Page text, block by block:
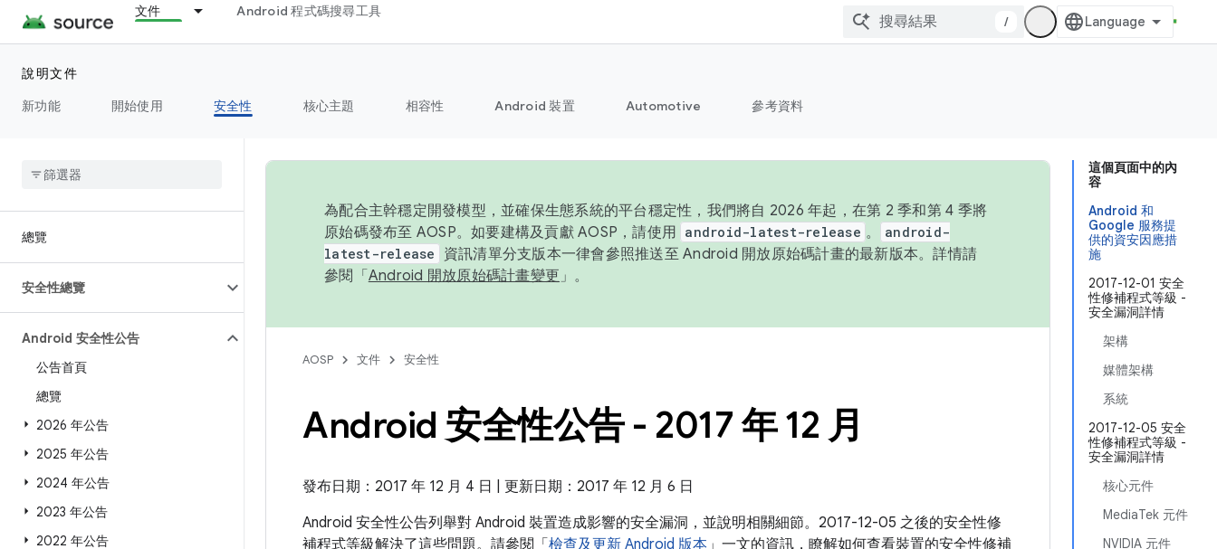
文件 Android 程式碼搜尋工具
/
說明文件
新功能
開始使用 安全性 核心主題 相容性 Android 裝置 Automotive 參考資料
總覽
安全性總覽
Android 安全性公告
公告首頁
總覽
2026 年公告
2025 年公告
2024 年公告
2023 年公告
2022 年公告
這個頁面中的內
容
Android 和
Google 服務提
供的資安因應措
施
2017-12-01 安全
性修補程式等級 -
安全漏洞詳情
架構
媒體架構
系統
2017-12-05 安全
性修補程式等級 -
安全漏洞詳情
核心元件
MediaTek 元件
NVIDIA 元件
為配合主幹穩定開發模型，並確保生態系統的平台穩定性，我們將自 2026 年起，在第 2 季和第 4 季將
原始碼發布至 AOSP。如要建構及貢獻 AOSP，請使用 android-latest-release 。
android-
latest-release
資訊清單分支版本一律會參照推送至 Android 開放原始碼計畫的最新版本。詳情請
參閱「 Android 開放原始碼計畫變更 」。
AOSP 文件 安全性
Android 安全性公告 - 2017 年 12 月
發布日期：2017 年 12 月 4 日 | 更新日期：2017 年 12 月 6 日
Android 安全性公告列舉對 Android 裝置造成影響的安全漏洞，並說明相關細節。2017-12-05 之後的安全性修
補程式等級解決了這些問題。請參閱「 檢查及更新 Android 版本」一文的資訊，瞭解如何查看裝置的安全性修補